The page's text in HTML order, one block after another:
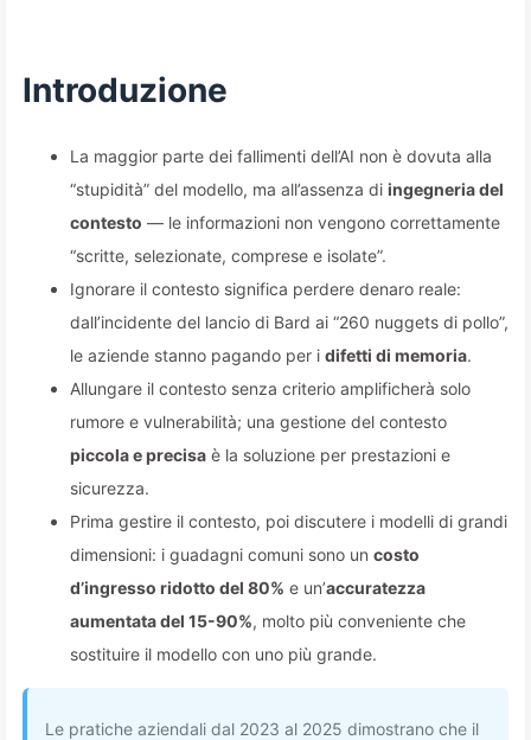
aumento delle prestazioni del
lentamente l'AI 169
Introduzione
La maggior parte dei fallimenti dell’AI non è dovuta alla
“stupidità” del modello, ma all’assenza di ingegneria del
contesto — le informazioni non vengono correttamente
“scritte, selezionate, comprese e isolate”.
Ignorare il contesto significa perdere denaro reale:
dall’incidente del lancio di Bard ai “260 nuggets di pollo”,
le aziende stanno pagando per i difetti di memoria.
Allungare il contesto senza criterio amplificherà solo
rumore e vulnerabilità; una gestione del contesto
piccola e precisa è la soluzione per prestazioni e
sicurezza.
Prima gestire il contesto, poi discutere i modelli di grandi
dimensioni: i guadagni comuni sono un costo
d’ingresso ridotto del 80% e un’accuratezza
aumentata del 15-90%, molto più conveniente che
sostituire il modello con uno più grande.
Le pratiche aziendali dal 2023 al 2025 dimostrano che il